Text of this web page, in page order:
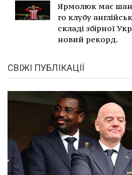
Ярмолюк має
го клубу
складі збірної
новий рекорд.
СВІЖІ ПУБЛІКАЦІЇ